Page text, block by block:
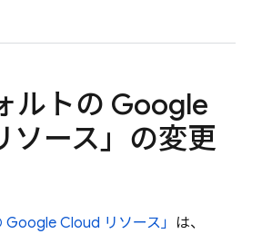
ルトの Google
ソース」の変更
Google Cloud リソース」 は、